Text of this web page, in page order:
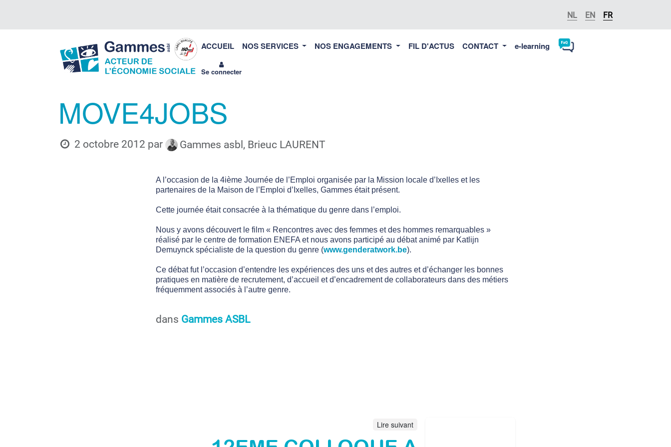
NL
EN FR
Gammes
asbl
ACCUEIL NOS SERVICES NOS ENGAGEMENTS FIL D'ACTUS CONTACT e-learning
Se connecter
MOVE4JOBS
2 octobre 2012 par Gammes asbl, Brieuc LAURENT
A l’occasion de la 4ième Journée de l’Emploi organisée par la Mission locale d’Ixelles et les
partenaires de la Maison de l’Emploi d’Ixelles, Gammes était présent.
Cette journée était consacrée à la thématique du genre dans l’emploi.
Nous y avons découvert le film « Rencontres avec des femmes et des hommes remarquables »
réalisé par le centre de formation ENEFA et nous avons participé au débat animé par Katlijn
Demuynck spécialiste de la question du genre (www.genderatwork.be).
Ce débat fut l’occasion d’entendre les expériences des uns et des autres et d’échanger les bonnes
pratiques en matière de recrutement, d’accueil et d’encadrement de collaborateurs dans des métiers
fréquemment associés à l’autre genre.
dans Gammes ASBL
Lire suivant